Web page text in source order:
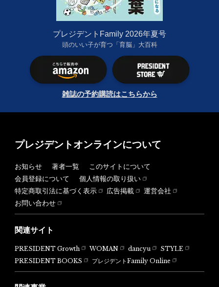
プレジデントFamily 2026年夏号
頭のいい子が育つ「育脳」大百科
雑誌の予約購読はこちらから
プレジデントオンラインについて
お知らせ 著者一覧
このサイトについて
会員登録について
個人情報の取り扱い
特定商取引法に基づく表示
広告掲載
運営会社
お問い合わせ
関連サイト
PRESIDENT Growth WOMAN dancyu
STYLE
PRESIDENT BOOKS
プレジデントFamily Online